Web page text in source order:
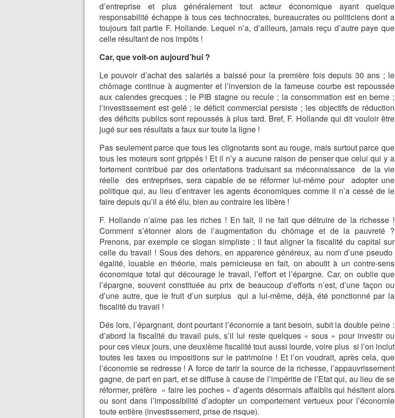
d’entreprise et plus généralement tout acteur économique ayant quelque
responsabilité échappe à tous ces technocrates, bureaucrates ou politiciens dont a
toujours fait partie F. Hollande. Lequel n’a, d’ailleurs, jamais reçu d’autre paye que
celle résultant de nos impôts !
Car, que voit-on aujourd’hui ?
Le pouvoir d’achat des salariés a baissé pour la première fois depuis 30 ans ; le
chômage continue à augmenter et l’inversion de la fameuse courbe est repoussée
aux calendes grecques ; le PIB stagne ou recule ; la consommation est en berne ;
l’investissement est gelé ; le déficit commercial persiste ; les objectifs de réduction
des déficits publics sont repoussés à plus tard. Bref, F. Hollande qui dit vouloir être
jugé sur ses résultats a faux sur toute la ligne !
Pas seulement parce que tous les clignotants sont au rouge, mais surtout parce que
tous les moteurs sont grippés ! Et il n’y a aucune raison de penser que celui qui y a
fortement contribué par des orientations traduisant sa méconnaissance de la vie
réelle des entreprises, sera capable de se réformer lui-même pour adopter une
politique qui, au lieu d’entraver les agents économiques comme il n’a cessé de le
faire depuis qu’il a été élu, bien au contraire les libère !
F. Hollande n’aime pas les riches ! En fait, il ne fait que détruire de la richesse !
Comment s’étonner alors de l’augmentation du chômage et de la pauvreté ?
Prenons, par exemple ce slogan simpliste : il faut aligner la fiscalité du capital sur
celle du travail ! Sous des dehors, en apparence généreux, au nom d’une pseudo
égalité, louable en théorie, mais pernicieuse en fait, on aboutit à un contre-sens
économique total qui décourage le travail, l’effort et l’épargne. Car, on oublie que
l’épargne, souvent constituée au prix de beaucoup d’efforts n’est, d’une façon ou
d’une autre, que le fruit d’un surplus qui a lui-même, déjà, été ponctionné par la
fiscalité du travail !
Dés lors, l’épargnant, dont pourtant l’économie a tant besoin, subit la double peine :
d’abord la fiscalité du travail puis, s’il lui reste quelques « sous » pour investir ou
pour ces vieux jours, une deuxième fiscalité tout aussi lourde, voire plus si l’on inclut
toutes les taxes ou impositions sur le patrimoine ! Et l’on voudrait, après cela, que
l’économie se redresse ! A force de tarir la source de la richesse, l’appauvrissement
gagne, de part en part, et se diffuse à cause de l’impéritie de l’Etat qui, au lieu de se
réformer, préfère « faire les poches » d’agents désormais affaiblis qui hésitent alors
ou sont dans l’impossibilité d’adopter un comportement vertueux pour l’économie
toute entière (investissement, prise de risque).